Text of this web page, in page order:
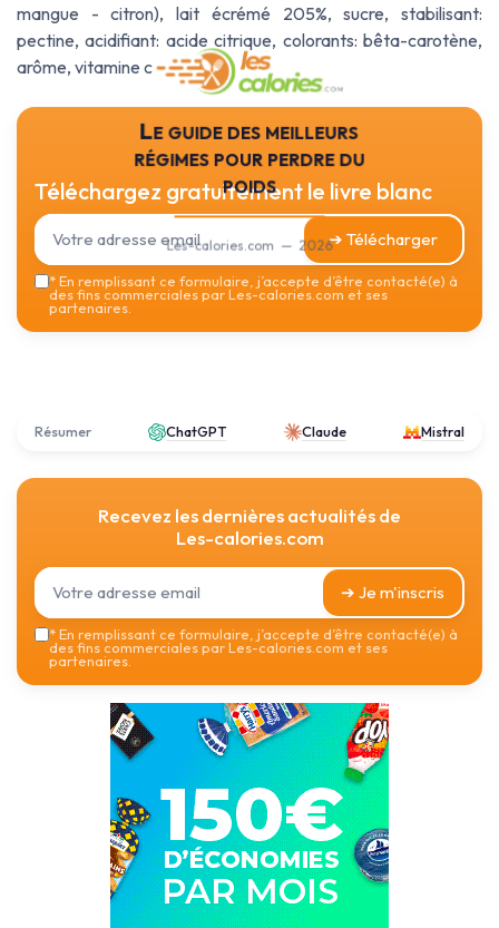
mangue - citron), lait écrémé 205%, sucre, stabilisant:
pectine, acidifiant: acide citrique, colorants: bêta-carotène,
arôme, vitamine c
Le guide des meilleurs
régimes pour perdre du
poids
Les-calories.com — 2026
Téléchargez gratuitement le livre blanc
➔ Télécharger
*En remplissant ce formulaire, j’accepte d’être contacté(e) à
des fins commerciales par Les-calories.com et ses
partenaires.
Résumer ChatGPT Claude Mistral
Recevez les dernières actualités de
Les-calories.com
➔ Je m'inscris
*En remplissant ce formulaire, j’accepte d’être contacté(e) à
des fins commerciales par Les-calories.com et ses
partenaires.